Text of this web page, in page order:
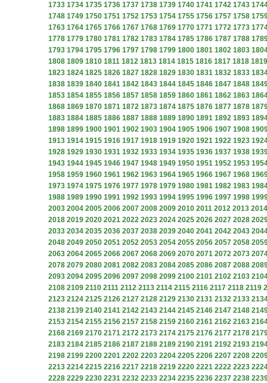
1733 1734 1735 1736 1737 1738 1739 1740 1741 1742 1743
1748 1749 1750 1751 1752 1753 1754 1755 1756 1757 1758
1763 1764 1765 1766 1767 1768 1769 1770 1771 1772 1773
1778 1779 1780 1781 1782 1783 1784 1785 1786 1787 1788
1793 1794 1795 1796 1797 1798 1799 1800 1801 1802 1803
1808 1809 1810 1811 1812 1813 1814 1815 1816 1817 1818 1819
1823 1824 1825 1826 1827 1828 1829 1830 1831 1832 1833
1838 1839 1840 1841 1842 1843 1844 1845 1846 1847 1848
1853 1854 1855 1856 1857 1858 1859 1860 1861 1862 1863
1868 1869 1870 1871 1872 1873 1874 1875 1876 1877 1878
1883 1884 1885 1886 1887 1888 1889 1890 1891 1892 1893
1898 1899 1900 1901 1902 1903 1904 1905 1906 1907 1908
1913 1914 1915 1916 1917 1918 1919 1920 1921 1922 1923
1928 1929 1930 1931 1932 1933 1934 1935 1936 1937 1938
1943 1944 1945 1946 1947 1948 1949 1950 1951 1952 1953
1958 1959 1960 1961 1962 1963 1964 1965 1966 1967 1968
1973 1974 1975 1976 1977 1978 1979 1980 1981 1982 1983
1988 1989 1990 1991 1992 1993 1994 1995 1996 1997 1998
2003 2004 2005 2006 2007 2008 2009 2010 2011 2012 2013 2014
2018 2019 2020 2021 2022 2023 2024 2025 2026 2027 2028
2033 2034 2035 2036 2037 2038 2039 2040 2041 2042 2043
2048 2049 2050 2051 2052 2053 2054 2055 2056 2057 2058
2063 2064 2065 2066 2067 2068 2069 2070 2071 2072 2073
2078 2079 2080 2081 2082 2083 2084 2085 2086 2087 2088
2093 2094 2095 2096 2097 2098 2099 2100 2101 2102 2103
2108 2109 2110 2111 2112 2113 2114 2115 2116 2117 2118 2119
2123 2124 2125 2126 2127 2128 2129 2130 2131 2132 2133
2138 2139 2140 2141 2142 2143 2144 2145 2146 2147 2148
2153 2154 2155 2156 2157 2158 2159 2160 2161 2162 2163
2168 2169 2170 2171 2172 2173 2174 2175 2176 2177 2178
2183 2184 2185 2186 2187 2188 2189 2190 2191 2192 2193
2198 2199 2200 2201 2202 2203 2204 2205 2206 2207 2208
2213 2214 2215 2216 2217 2218 2219 2220 2221 2222 2223
2228 2229 2230 2231 2232 2233 2234 2235 2236 2237 2238